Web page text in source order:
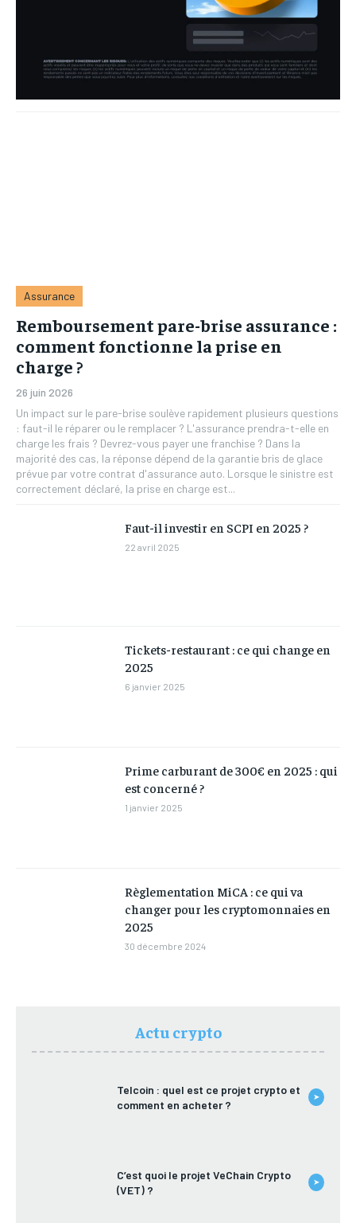
Assurance
Remboursement pare-brise assurance :
comment fonctionne la prise en
charge ?
26 juin 2026
Un impact sur le pare-brise soulève rapidement plusieurs questions
: faut-il le réparer ou le remplacer ? L'assurance prendra-t-elle en
charge les frais ? Devrez-vous payer une franchise ? Dans la
majorité des cas, la réponse dépend de la garantie bris de glace
prévue par votre contrat d'assurance auto. Lorsque le sinistre est
correctement déclaré, la prise en charge est...
Faut-il investir en SCPI en 2025 ?
22 avril 2025
Tickets-restaurant : ce qui change en
2025
6 janvier 2025
Prime carburant de 300€ en 2025 : qui
est concerné ?
1 janvier 2025
Règlementation MiCA : ce qui va
changer pour les cryptomonnaies en
2025
30 décembre 2024
Actu crypto
Telcoin : quel est ce projet crypto et
comment en acheter ?
➤
C’est quoi le projet VeChain Crypto
(VET) ?
➤